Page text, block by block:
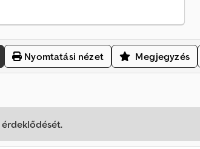
Nyomtatási nézet Megjegyzés